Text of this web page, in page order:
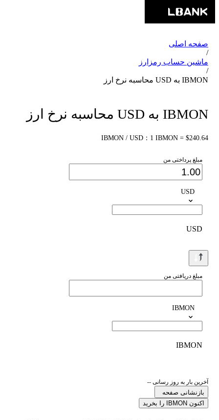
صفحه اصلی
/
ماشین حساب رمزارز
/
IBMON به USD محاسبه نرخ ارز
IBMON به USD محاسبه نرخ ارز
IBMON / USD：1 IBMON = $240.64
مبلغ پرداختی من
USD
USD
مبلغ دریافتی من
IBMON
IBMON
آخرین بار به روز رسانی --
بازنشانی صفحه
اکنون IBMON را بخرید